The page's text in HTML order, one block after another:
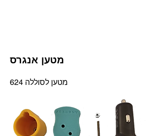
מטען אנגרס
מטען לסוללה 624